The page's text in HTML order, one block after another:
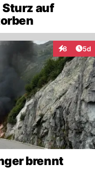
auf
8 5d
brennt